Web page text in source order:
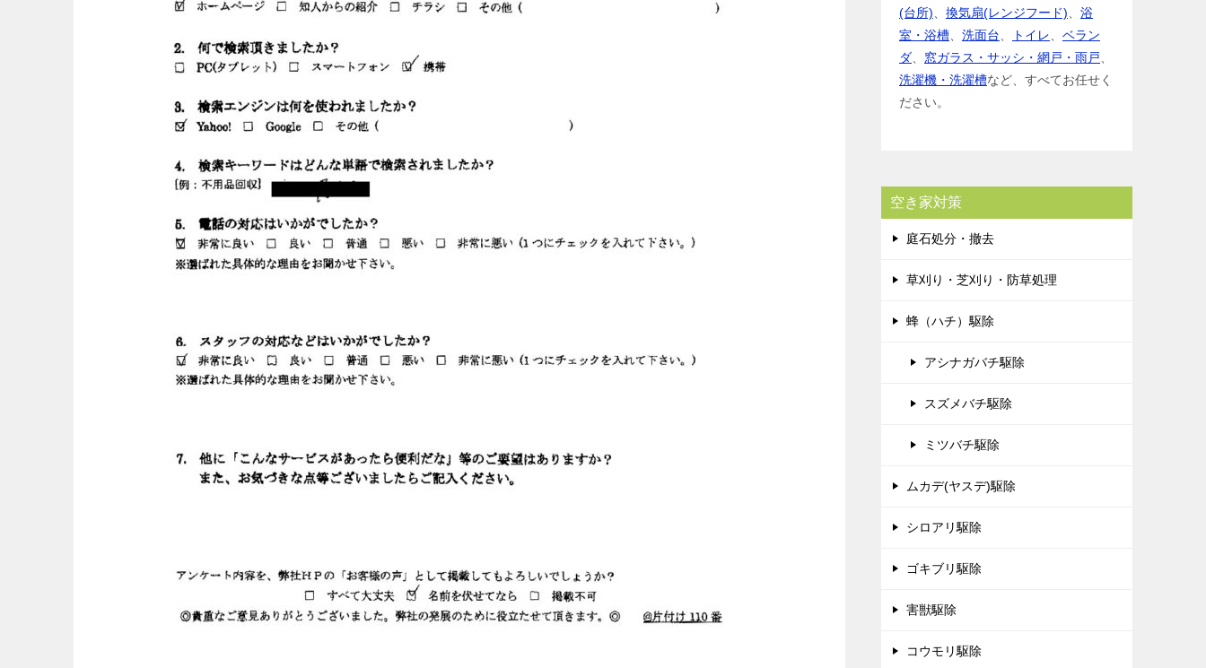
(台所)
換気扇(レンジフード)
浴
室・浴槽
洗面台 トイレ
ベラン
ダ
窓ガラス・サッシ・網戸・雨戸
洗濯機・洗濯槽など、すべてお任せく
ださい。
空き家対策
庭石処分・撤去
草刈り・芝刈り・防草処理
蜂（ハチ）駆除
アシナガバチ駆除
スズメバチ駆除
ミツバチ駆除
ムカデ(ヤスデ)駆除
シロアリ駆除
ゴキブリ駆除
害獣駆除
コウモリ駆除